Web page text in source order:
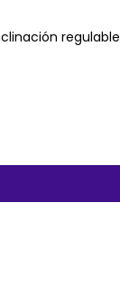
regulable